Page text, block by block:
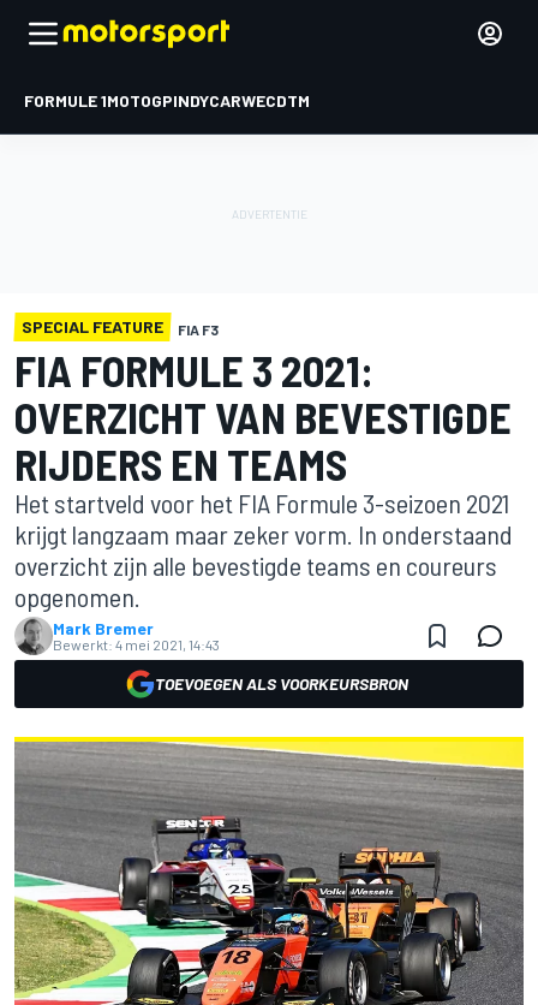
FORMULE 1MOTOGPINDYCARWECDTM
SPECIAL FEATURE FIA F3
FIA FORMULE 3 2021:
OVERZICHT VAN BEVESTIGDE
RIJDERS EN TEAMS
Het startveld voor het FIA Formule 3-seizoen 2021
krijgt langzaam maar zeker vorm. In onderstaand
overzicht zijn alle bevestigde teams en coureurs
opgenomen.
Mark Bremer
Bewerkt: 4 mei 2021, 14:43
TOEVOEGEN ALS VOORKEURSBRON